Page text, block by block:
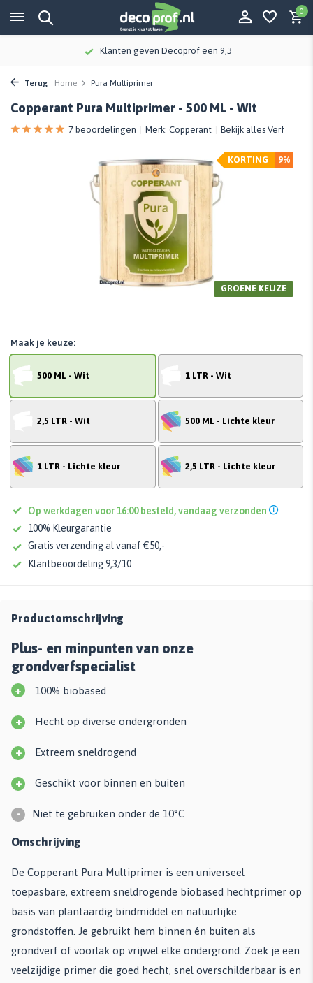
0
Meer dan 115 jaar kennis en ervaring
Terug Home Pura Multiprimer
Copperant Pura Multiprimer - 500 ML - Wit
7 beoordelingen Merk: Copperant Bekijk alles Verf
GROENE KEUZE
9%
KORTING
500 ML - Wit 1 LTR - Wit
2,5 LTR - Wit 500 ML - Lichte kleur
1 LTR - Lichte kleur 2,5 LTR - Lichte kleur
Maak je keuze:
Op werkdagen voor 16:00 besteld, vandaag verzonden
100% Kleurgarantie
Gratis verzending al vanaf €50,-
Klantbeoordeling 9,3/10
Productomschrijving
Plus- en minpunten van onze
grondverfspecialist
+ 100% biobased
+ Hecht op diverse ondergronden
+ Extreem sneldrogend
+ Geschikt voor binnen en buiten
- Niet te gebruiken onder de 10°C
Omschrijving
De Copperant Pura Multiprimer is een universeel
toepasbare, extreem sneldrogende biobased hechtprimer op
basis van plantaardig bindmiddel en natuurlijke
grondstoffen. Je gebruikt hem binnen én buiten als
grondverf of voorlak op vrijwel elke ondergrond. Zoek je een
veelzijdige primer die goed hecht, snel overschilderbaar is en